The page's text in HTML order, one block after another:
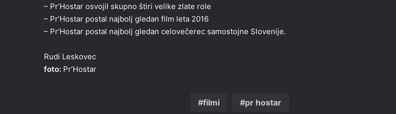
– Pr’Hostar osvojil skupno štiri velike zlate role
– Pr’Hostar postal najbolj gledan film leta 2016
– Pr’Hostar postal najbolj gledan celovečerec samostojne Slovenije.
Rudi Leskovec
foto: Pr’Hostar
filmi pr hostar